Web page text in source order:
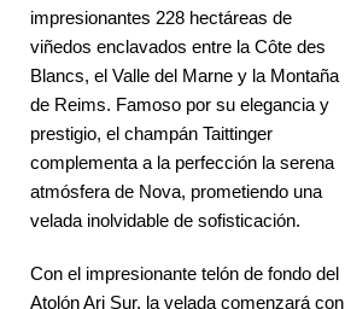
turísticos
Centara en
Maldivas se
dirigen a
viajeros en
vacaciones
escolares
impresionantes 228 hectáreas de
viñedos enclavados entre la Côte des
Blancs, el Valle del Marne y la Montaña
de Reims. Famoso por su elegancia y
prestigio, el champán Taittinger
complementa a la perfección la serena
atmósfera de Nova, prometiendo una
velada inolvidable de sofisticación.
Con el impresionante telón de fondo del
Atolón Ari Sur, la velada comenzará con